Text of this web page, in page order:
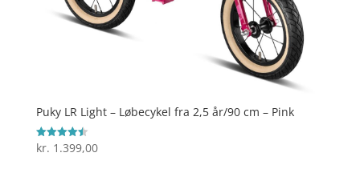
Puky LR Light – Løbecykel fra 2,5 år/90 cm – Pink
Vurderet
4.5
kr. 1.399,00